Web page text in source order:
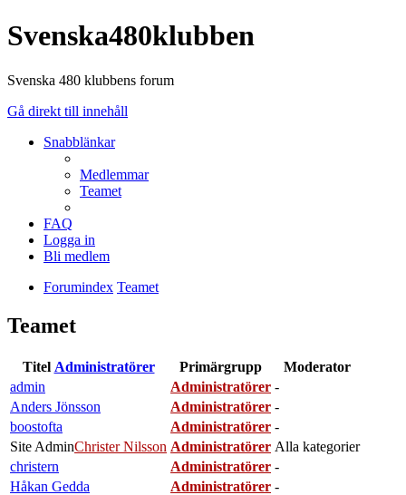
Svenska480klubben
Svenska 480 klubbens forum
Gå direkt till innehåll
Snabblänkar
Medlemmar
Teamet
FAQ
Logga in
Bli medlem
Forumindex Teamet
Teamet
Titel Administratörer Primärgrupp
Moderator
admin
Administratörer -
Anders Jönsson
Administratörer -
boostofta
Administratörer -
Site AdminChrister Nilsson Administratörer Alla kategorier
christern
Administratörer -
Håkan Gedda
Administratörer -